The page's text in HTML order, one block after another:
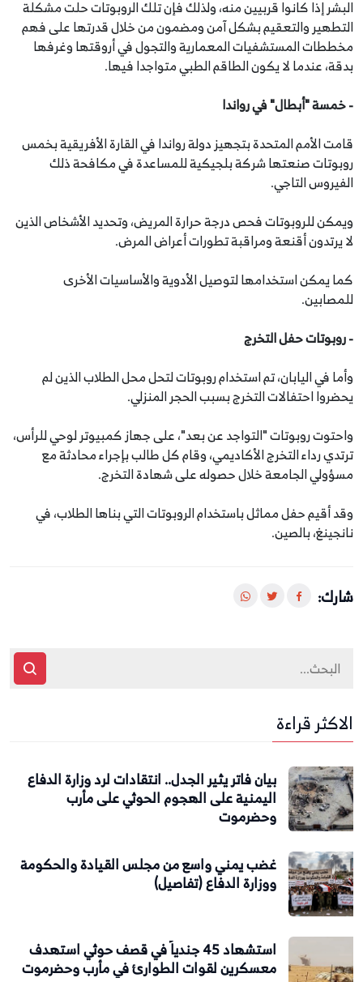
البشر إذا كانوا قربيين منه، ولذلك فإن تلك الروبوتات حلت مشكلة
التطهير والتعقيم بشكل آمن ومضمون من خلال قدرتها على فهم
مخططات المستشفيات المعمارية والتجول في أروقتها وغرفها
بدقة، عندما لا يكون الطاقم الطبي متواجدا فيها.
- خمسة "أبطال" في رواندا
قامت الأمم المتحدة بتجهيز دولة رواندا في القارة الأفريقية بخمس
روبوتات صنعتها شركة بلجيكية للمساعدة في مكافحة ذلك
الفيروس التاجي.
ويمكن للروبوتات فحص درجة حرارة المريض، وتحديد الأشخاص الذين
لا يرتدون أقنعة ومراقبة تطورات أعراض المرض.
كما يمكن استخدامها لتوصيل الأدوية والأساسيات الأخرى
للمصابين.
- روبوتات حفل التخرج
وأما في اليابان، تم استخدام روبوتات لتحل محل الطلاب الذين لم
يحضروا احتفالات التخرج بسبب الحجر المنزلي.
واحتوت روبوتات "التواجد عن بعد"، على جهاز كمبيوتر لوحي للرأس،
ترتدي رداء التخرج الأكاديمي، وقام كل طالب بإجراء محادثة مع
مسؤولي الجامعة خلال حصوله على شهادة التخرج.
وقد أقيم حفل مماثل باستخدام الروبوتات التي بناها الطلاب، في
نانجينغ، بالصين.
شارك:
الاكثر قراءة
بيان فاتر يثير الجدل.. انتقادات لرد وزارة الدفاع
اليمنية على الهجوم الحوثي على مأرب
وحضرموت
غضب يمني واسع من مجلس القيادة والحكومة
ووزارة الدفاع (تفاصيل)
استشهاد 45 جندياً في قصف حوثي استهدف
معسكرين لقوات الطوارئ في مأرب وحضرموت